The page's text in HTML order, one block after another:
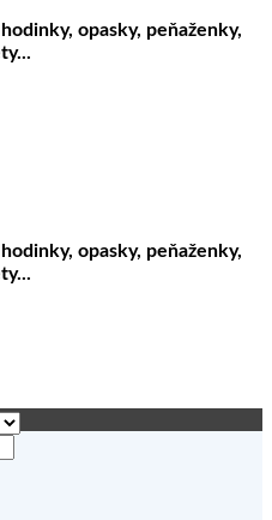
opasky, peňaženky,
opasky, peňaženky,